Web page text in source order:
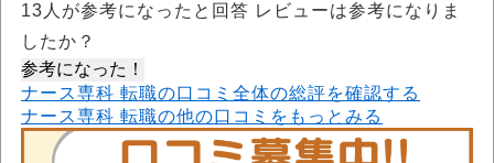
13 人が参考になったと回答 レビューは参考になりま
したか？
参考になった！
ナース専科 転職の口コミ全体の総評を確認する
ナース専科 転職の他の口コミをもっとみる